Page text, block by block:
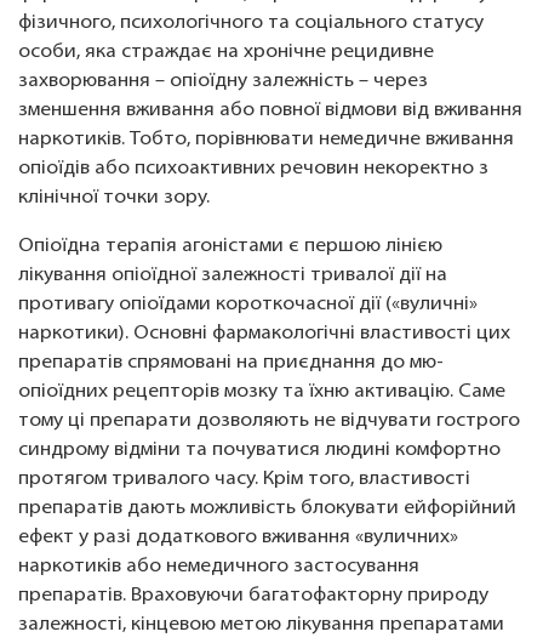
фізичного, психологічного та соціального статусу
особи, яка страждає на хронічне рецидивне
захворювання – опіоїдну залежність – через
зменшення вживання або повної відмови від вживання
наркотиків. Тобто, порівнювати немедичне вживання
опіоїдів або психоактивних речовин некоректно з
клінічної точки зору.
Опіоїдна терапія агоністами є першою лінією
лікування опіоїдної залежності тривалої дії на
противагу опіоїдами короткочасної дії («вуличні»
наркотики). Основні фармакологічні властивості цих
препаратів спрямовані на приєднання до мю-
опіоїдних рецепторів мозку та їхню активацію. Саме
тому ці препарати дозволяють не відчувати гострого
синдрому відміни та почуватися людині комфортно
протягом тривалого часу. Крім того, властивості
препаратів дають можливість блокувати ейфорійний
ефект у разі додаткового вживання «вуличних»
наркотиків або немедичного застосування
препаратів. Враховуючи багатофакторну природу
залежності, кінцевою метою лікування препаратами